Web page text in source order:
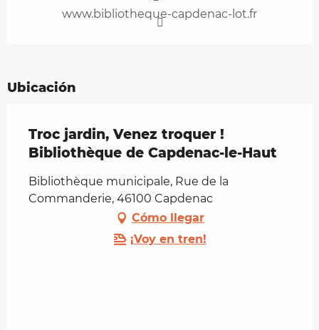
www.bibliotheque-capdenac-lot.fr
Ubicación
Troc jardin, Venez troquer !
Bibliothèque de Capdenac-le-Haut
Bibliothèque municipale, Rue de la
Commanderie, 46100 Capdenac
Cómo llegar
¡Voy en tren!